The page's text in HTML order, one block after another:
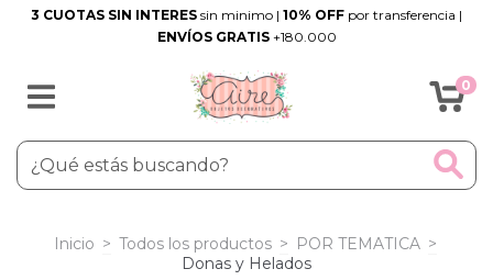
3 CUOTAS SIN INTERES sin minimo | 10% OFF por transferencia |
ENVÍOS GRATIS+180.000
0
Inicio > Todos los productos > POR TEMATICA >
Donas y Helados